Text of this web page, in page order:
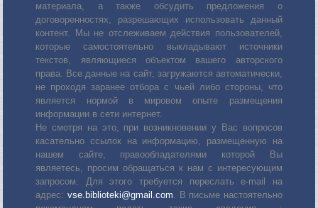
материала, а также обсудить предложения о
договоренностях, разрешающих использовать данный
контент. Мы не отслеживаем действия пользователей,
которые самостоятельно выкладывают источники
текстов, являющиеся объектом вашего авторского
права. Все данные на сайт, загружаются автоматически,
не проходя заранее отбора с чьей либо стороны, что
является нормой в мировом опыте размещения
информации в сети интернет.
Не смотря на это, при возникновении у Вас вопросов
касательно ссылок на информацию, размещенную на
нашем сайте, правообладателями которой Вы
являетесь, просим обращаться к нам с интересующим
запросом. Для этого требуется переслать е-mail на
адрес: vse.biblioteki@gmail.com. В письме настоятельно